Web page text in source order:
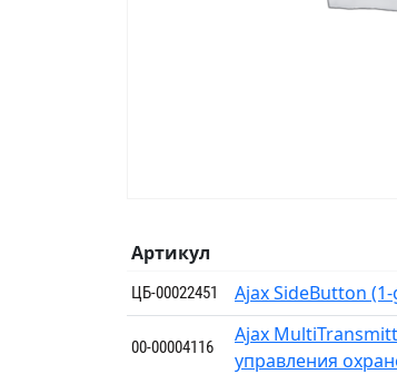
Артикул
ЦБ-00022451 Ajax SideButton
00-00004116
Ajax
управления